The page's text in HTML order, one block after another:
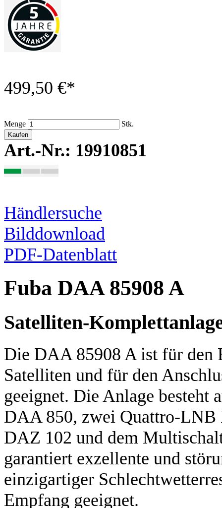
499,50 €*
Menge Stk.
Kaufen
Art.-Nr.: 19910851
Händlersuche
Bilddownload
PDF-Datenblatt
Fuba DAA 85908 A
Satelliten-
Die DAA 85908 A ist für den
Satelliten und für den
geeignet. Die Anlage besteht
DAA 850, zwei Quattro-
DAZ 102 und dem
garantiert exzellente und
einzigartiger
Empfang geeignet.